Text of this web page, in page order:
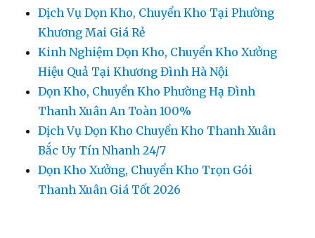
Dịch Vụ Dọn Kho, Chuyển Kho Tại Phường
Khương Mai Giá Rẻ
Kinh Nghiệm Dọn Kho, Chuyển Kho Xưởng
Hiệu Quả Tại Khương Đình Hà Nội
Dọn Kho, Chuyển Kho Phường Hạ Đình
Thanh Xuân An Toàn 100%
Dịch Vụ Dọn Kho Chuyển Kho Thanh Xuân
Bắc Uy Tín Nhanh 24/7
Dọn Kho Xưởng, Chuyển Kho Trọn Gói
Thanh Xuân Giá Tốt 2026